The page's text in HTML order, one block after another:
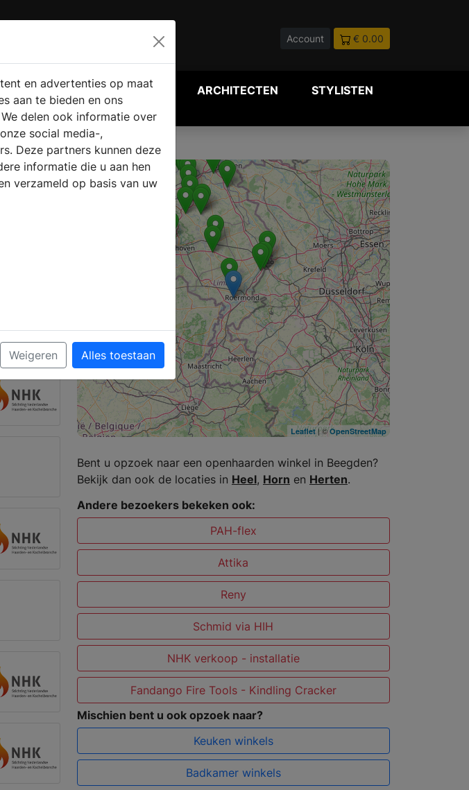
Account € 0.00
WEBSHOP ARCHITECTEN STYLISTEN
en uw
+
Leaflet| ©OpenStreetMap
Bent u opzoek naar een openhaarden winkel in Beegden?
Bekijk dan ook de locaties in Heel, Horn en Herten.
Andere bezoekers bekeken ook:
PAH-flex
Attika
Reny
Schmid via HIH
NHK verkoop - installatie
Fandango Fire Tools - Kindling Cracker
Mischien bent u ook opzoek naar?
Keuken winkels
Badkamer winkels
en advertenties op maat
aan te bieden en ons
delen ook informatie over
social media-,
Deze partners kunnen deze
informatie die u aan hen
verzameld op basis van uw
Weigeren Alles toestaan